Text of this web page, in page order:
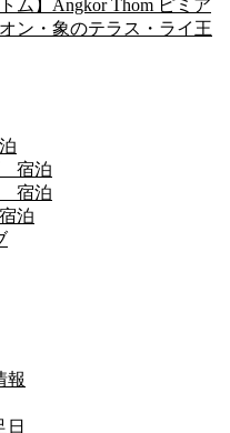
ム】Angkor Thom ピミア
ン・象のテラス・ライ王
宿泊
宿泊
泊
報
日